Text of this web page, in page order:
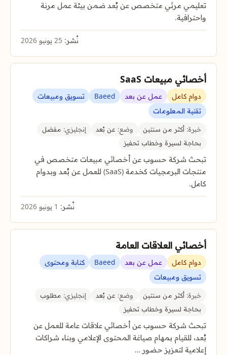
تعليمي مرئي متخصص عن بُعد ضمن بيئة عمل مرنة
واحترافية.
نُشر:
أخصائي مبيعات SaaS
دوام كامل عمل عن بعد Baeed
تسويق ومبيعات
تقنية المعلومات
خبرة: أكثر من سنتين وضع: عن بُعد إنجليزي: مفضل
بحاجة لسيرة وخطاب تحفيز
تبحث شركة حسوب عن أخصائي مبيعات متخصص في
منتجات البرمجيات كخدمة (SaaS) للعمل عن بُعد وبدوام
كامل.
نُشر:
أخصائي العلاقات العامة
دوام كامل عمل عن بعد Baeed
كتابة ومحتوى
تسويق ومبيعات
خبرة: أكثر من سنتين وضع: عن بُعد إنجليزي: مطلوب
بحاجة لسيرة وخطاب تحفيز
تبحث شركة حسوب عن أخصائي علاقات عامة للعمل عن
بُعد، للقيام بمهام صياغة المحتوى الإعلامي وبناء شراكات
إعلامية لتعزيز حضور …